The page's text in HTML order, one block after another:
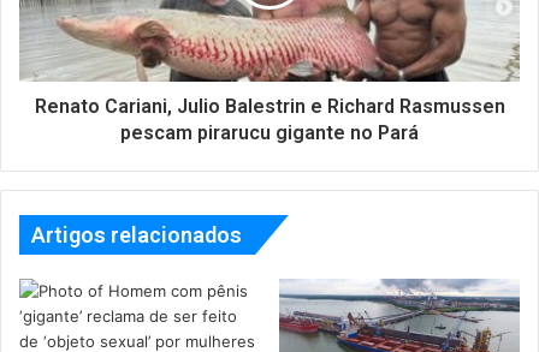
Renato Cariani, Julio Balestrin e Richard Rasmussen
pescam pirarucu gigante no Pará
Artigos relacionados